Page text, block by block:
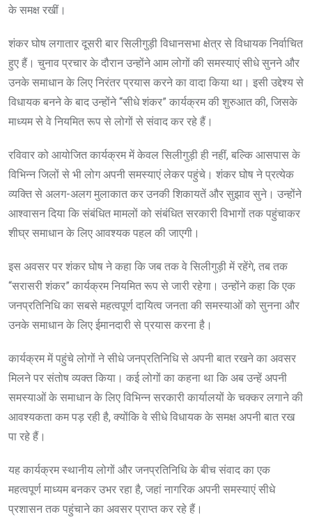
के समक्ष रखीं।
शंकर घोष लगातार दूसरी बार सिलीगुड़ी विधानसभा क्षेत्र से विधायक निर्वाचित
हुए हैं। चुनाव प्रचार के दौरान उन्होंने आम लोगों की समस्याएं सीधे सुनने और
उनके समाधान के लिए निरंतर प्रयास करने का वादा किया था। इसी उद्देश्य से
विधायक बनने के बाद उन्होंने “सीधे शंकर” कार्यक्रम की शुरुआत की, जिसके
माध्यम से वे नियमित रूप से लोगों से संवाद कर रहे हैं।
रविवार को आयोजित कार्यक्रम में केवल सिलीगुड़ी ही नहीं, बल्कि आसपास के
विभिन्न जिलों से भी लोग अपनी समस्याएं लेकर पहुंचे। शंकर घोष ने प्रत्येक
व्यक्ति से अलग-अलग मुलाकात कर उनकी शिकायतें और सुझाव सुने। उन्होंने
आश्वासन दिया कि संबंधित मामलों को संबंधित सरकारी विभागों तक पहुंचाकर
शीघ्र समाधान के लिए आवश्यक पहल की जाएगी।
इस अवसर पर शंकर घोष ने कहा कि जब तक वे सिलीगुड़ी में रहेंगे, तब तक
“सरासरी शंकर” कार्यक्रम नियमित रूप से जारी रहेगा। उन्होंने कहा कि एक
जनप्रतिनिधि का सबसे महत्वपूर्ण दायित्व जनता की समस्याओं को सुनना और
उनके समाधान के लिए ईमानदारी से प्रयास करना है।
कार्यक्रम में पहुंचे लोगों ने सीधे जनप्रतिनिधि से अपनी बात रखने का अवसर
मिलने पर संतोष व्यक्त किया। कई लोगों का कहना था कि अब उन्हें अपनी
समस्याओं के समाधान के लिए विभिन्न सरकारी कार्यालयों के चक्कर लगाने की
आवश्यकता कम पड़ रही है, क्योंकि वे सीधे विधायक के समक्ष अपनी बात रख
पा रहे हैं।
यह कार्यक्रम स्थानीय लोगों और जनप्रतिनिधि के बीच संवाद का एक
महत्वपूर्ण माध्यम बनकर उभर रहा है, जहां नागरिक अपनी समस्याएं सीधे
प्रशासन तक पहुंचाने का अवसर प्राप्त कर रहे हैं।